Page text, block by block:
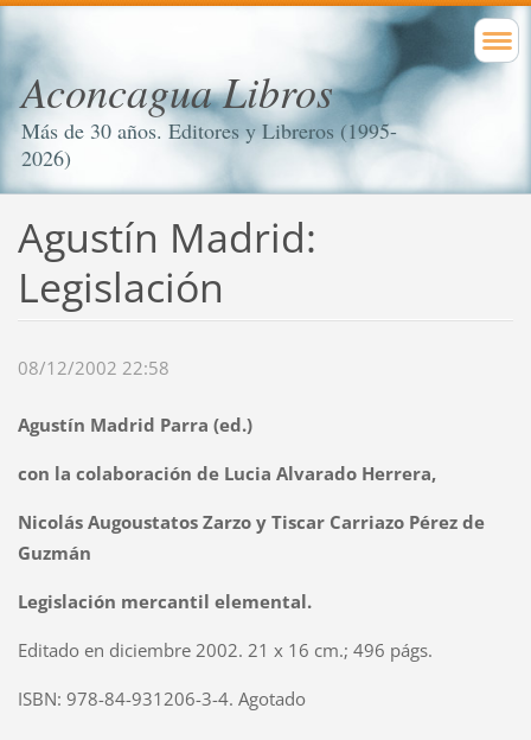
Aconcagua Libros
Más de 30 años. Editores y Libreros (1995-
2026)
Agustín Madrid:
Legislación
08/12/2002 22:58
Agustín Madrid Parra (ed.)
con la colaboración de Lucia Alvarado Herrera,
Nicolás Augoustatos Zarzo y Tiscar Carriazo Pérez de
Guzmán
Legislación mercantil elemental.
Editado en diciembre 2002. 21 x 16 cm.; 496 págs.
ISBN: 978-84-931206-3-4. Agotado